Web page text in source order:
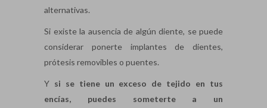
alternativas.
Si existe la ausencia de algún diente, se puede
considerar ponerte implantes de dientes,
prótesis removibles o puentes.
Y si se tiene un exceso de tejido en tus
encías, puedes someterte a un